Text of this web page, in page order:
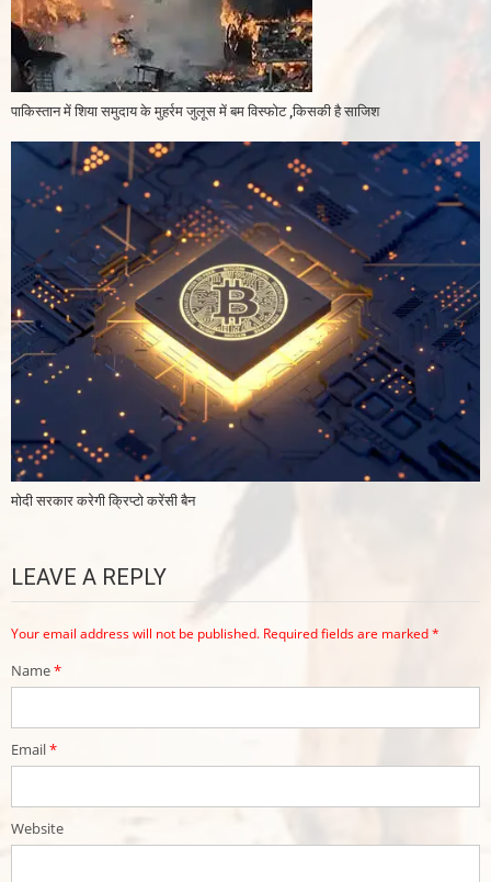
पाकिस्तान में शिया समुदाय के मुहर्रम जुलूस में बम विस्फोट ,किसकी है साजिश
मोदी सरकार करेगी क्रिप्टो करेंसी बैन
LEAVE A REPLY
Your email address will not be published. Required fields are marked*
Name*
Email*
Website